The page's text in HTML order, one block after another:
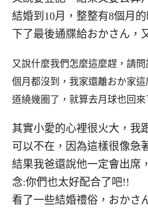
結婚到10月，整整有8個月
下了最後通牒給おかさん，
又說什麼我們怎麼這麼趕，請
個月都沒到，我家還離おか家
道繞幾圈了，就算去月球也回來
其實小愛的心裡很火大，我
可以不在，因為這樣很像急
結果我爸還說他一定會出席
念:你們也太好配合了吧!!
看了一些結婚禮俗，おかさ